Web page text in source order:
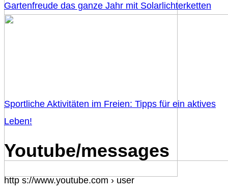
Gartenfreude das ganze Jahr mit Solarlichterketten
Sportliche Aktivitäten im Freien: Tipps für ein aktives
Leben!
Youtube/messages
http s://www.youtube.com › user